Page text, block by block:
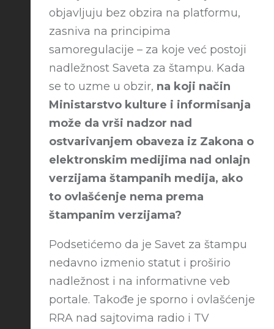
objavljuju bez obzira na platformu,
zasniva na principima
samoregulacije – za koje već postoji
nadležnost Saveta za štampu. Kada
se to uzme u obzir, na koji način
Ministarstvo kulture i informisanja
može da vrši nadzor nad
ostvarivanjem obaveza iz Zakona o
elektronskim medijima nad onlajn
verzijama štampanih medija, ako
to ovlašćenje nema prema
štampanim verzijama?
Podsetićemo da je Savet za štampu
nedavno izmenio statut i proširio
nadležnost i na informativne veb
portale. Takođe je sporno i ovlašćenje
RRA nad sajtovima radio i TV